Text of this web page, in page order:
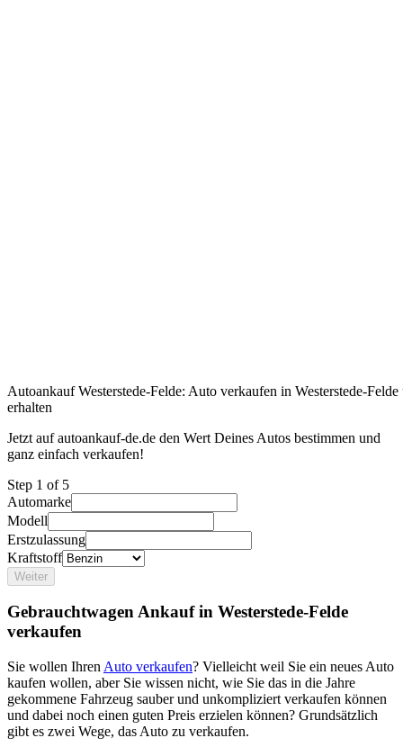
Autoankauf Westerstede-Felde: Auto verkaufen in Westerstede-
erhalten
Jetzt auf autoankauf-de.de den Wert Deines Autos bestimmen und
ganz einfach verkaufen!
Step 1 of 5
Automarke
Modell
Erstzulassung
Kraftstoff
Weiter
Gebrauchtwagen Ankauf in Westerstede-Felde
verkaufen
Sie wollen Ihren Auto verkaufen? Vielleicht weil Sie ein neues Auto
kaufen wollen, aber Sie wissen nicht, wie Sie das in die Jahre
gekommene Fahrzeug sauber und unkompliziert verkaufen können
und dabei noch einen guten Preis erzielen können? Grundsätzlich
gibt es zwei Wege, das Auto zu verkaufen.